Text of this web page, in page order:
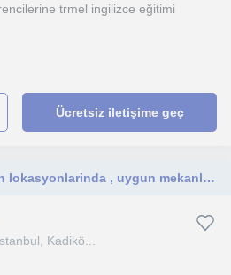
trmel ingilizce eğitimi
Ücretsiz iletişime geç
Gençler ve yetişkinler için lokasyonlarinda , uygun mekanlarda yada onlin genel İngilizce ve sınav ingilizcesi dersleri veriyorum.
Kadikö...